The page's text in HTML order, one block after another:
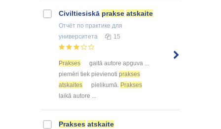
Civiltiesiskā prakse atskaite
Отчёт по практике для
университета
15
Prakses
gaitā autore apguva ...
piemēri tiek pievienoti prakses
atskaites
pielikumā. Prakses
laikā autore ...
Prakses atskaite